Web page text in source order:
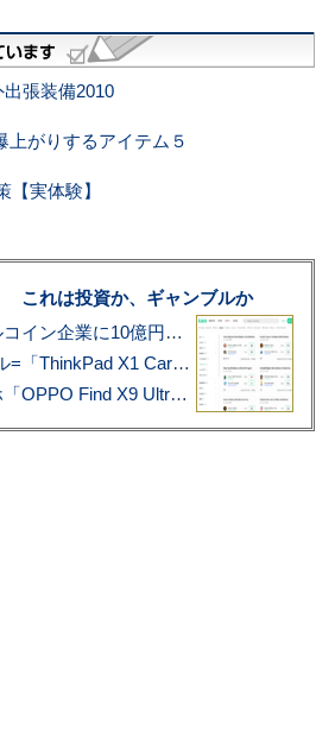
張装備2010
がりするアイテム５
実体験】
これは投資か、ギャンブルか
アマゾン配送を支える物流大手、ステーブルコイン企業に10億円投資のワケ
あこがれの旗艦モバイルノートPC最新モデル=「ThinkPad X1 Carbon Gen 14 Aura Edition」実機レビュー
ハッセルブラッド搭載の頂上カメラ・スマホ「OPPO Find X9 Ultra」実写レビュー=プロが本気で徹底撮影しました!!